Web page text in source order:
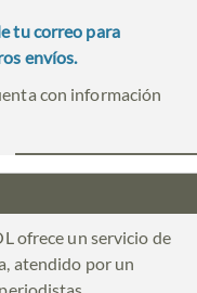
tu correo para
envíos.
con información
ofrece un servicio de
atendido por un